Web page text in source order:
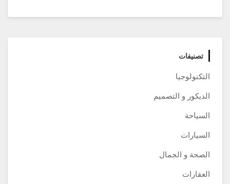
تصنيفات
التكنولوجيا
الديكور و التصميم
السياحة
السيارات
الصحة و الجمال
العقارات